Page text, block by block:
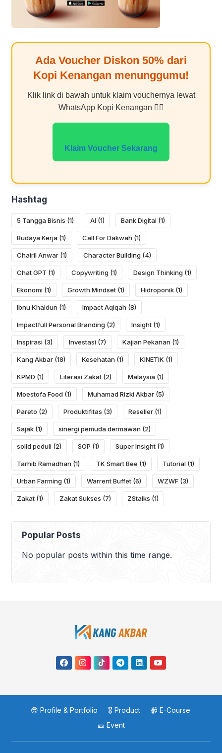
Ada Voucher Diskon 50% dari
Kopi Kenangan menunggumu!
Klik link di bawah untuk klaim vouchernya lewat
WhatsApp Kopi Kenangan 👇🏻
Klaim Voucher Sekarang
Hashtag
5 Tangga Bisnis (1) AI (1) Bank Digital (1)
Budaya Kerja (1) Call For Dakwah (1)
Chairil Anwar (1) Character Building (4)
Chat GPT (1) Copywriting (1) Design Thinking (1)
Ekonomi (1) Growth Mindset (1) Hidroponik (1)
Ibnu Khaldun (1) Impact Aqiqah (8)
Impactfull Personal Branding (2) Insight (1)
Inspirasi (3) Investasi (7) Kajian Pekanan (1)
Kang Akbar (18) Kesehatan (1) KINETIK (1)
KPMD (1) Literasi Zakat (2) Malaysia (1)
Moestofa Food (1) Muhamad Rizki Akbar (5)
Pareto (2) Produktifitas (3) Reseller (1)
Sajak (1) sinergi pemuda dermawan (2)
solid peduli (2) SOP (1) Super Insight (1)
Tarhib Ramadhan (1) TK Smart Bee (1) Tutorial (1)
Urban Farming (1) Warrent Buffet (6) WZWF (3)
Zakat (1) Zakat Sukses (7) ZStalks (1)
Popular Posts
No popular posts within this time range.
😎 Profile & Portfolio 🎖️ Product
📹 E-Course
🎫 Event